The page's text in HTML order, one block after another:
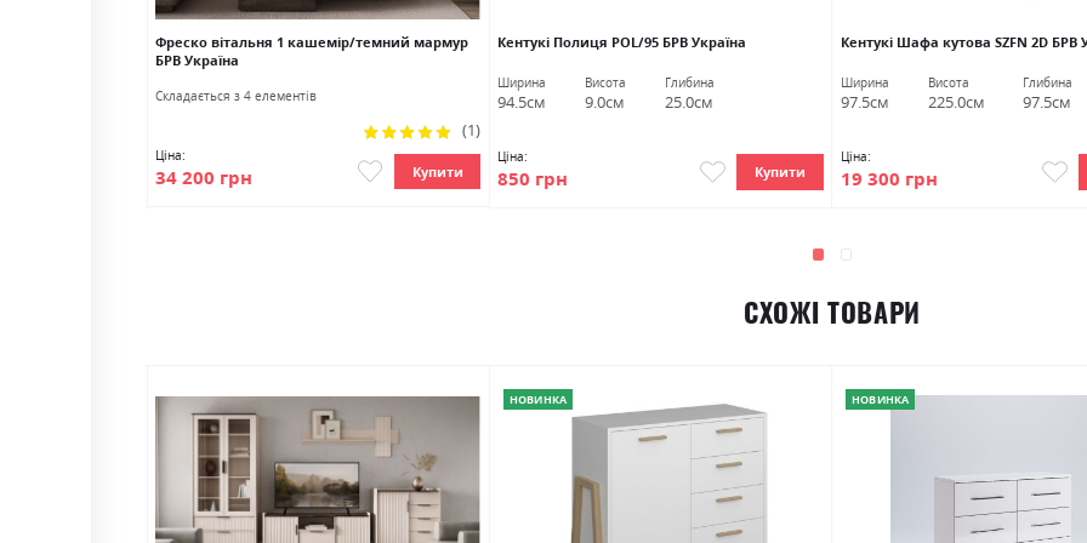
Фреско вітальня 1 кашемір/темний мармур
БРВ Україна
Cкладається з 4 елементів
Ціна:
34 200 грн
Рейтинг:
100%
(1)
Купити
Кентукі Полиця POL/95 БРВ Україна
Ширина
94.5см
Висота
9.0см
Глибина
25.0см
Ціна:
850 грн Купити
Кентукі Шафа кутова SZFN 2D БРВ
Ширина
97.5см
Висота
225.0см
Глибина
97.5см
Ціна:
19 300 грн
СХОЖІ ТОВАРИ
НОВИНКА НОВИНКА